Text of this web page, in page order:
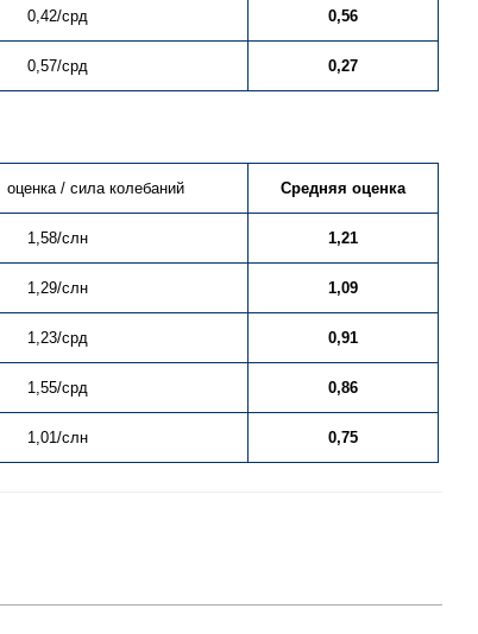
0,42/срд 0,56
0,57/срд 0,27
оценка / сила колебаний Средняя оценка
1,58/слн 1,21
1,29/слн 1,09
1,23/срд 0,91
1,55/срд 0,86
1,01/слн 0,75